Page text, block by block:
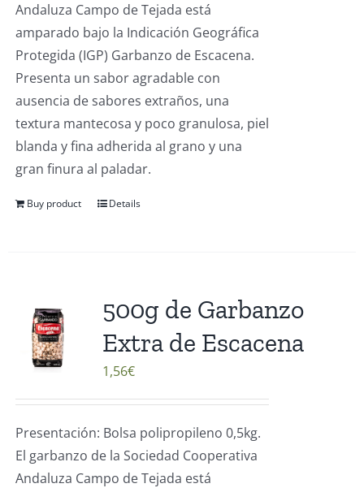
Andaluza Campo de Tejada está
amparado bajo la Indicación Geográfica
Protegida (IGP) Garbanzo de Escacena.
Presenta un sabor agradable con
ausencia de sabores extraños, una
textura mantecosa y poco granulosa, piel
blanda y fina adherida al grano y una
gran finura al paladar.
Buy product Details
500g de Garbanzo
Extra de Escacena
1,56€
Presentación: Bolsa polipropileno 0,5kg.
El garbanzo de la Sociedad Cooperativa
Andaluza Campo de Tejada está